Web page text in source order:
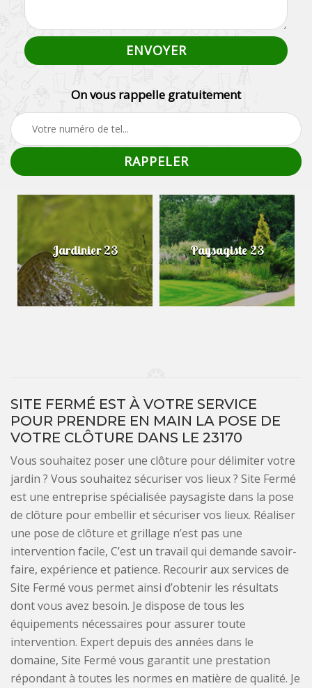
On vous rappelle gratuitement
Jardinier 23 Paysagiste 23
SITE FERMÉ EST À VOTRE SERVICE
POUR PRENDRE EN MAIN LA POSE DE
VOTRE CLÔTURE DANS LE 23170
Vous souhaitez poser une clôture pour délimiter votre
jardin ? Vous souhaitez sécuriser vos lieux ? Site Fermé
est une entreprise spécialisée paysagiste dans la pose
de clôture pour embellir et sécuriser vos lieux. Réaliser
une pose de clôture et grillage n’est pas une
intervention facile, C’est un travail qui demande savoir-
faire, expérience et patience. Recourir aux services de
Site Fermé vous permet ainsi d’obtenir les résultats
dont vous avez besoin. Je dispose de tous les
équipements nécessaires pour assurer toute
intervention. Expert depuis des années dans le
domaine, Site Fermé vous garantit une prestation
répondant à toutes les normes en matière de qualité. Je